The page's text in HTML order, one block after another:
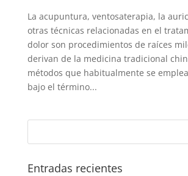
La acupuntura, ventosaterapia, la
otras técnicas relacionadas en el
dolor son procedimientos de raíces
derivan de la medicina tradicional
métodos que habitualmente se
bajo el término...
Entradas recientes